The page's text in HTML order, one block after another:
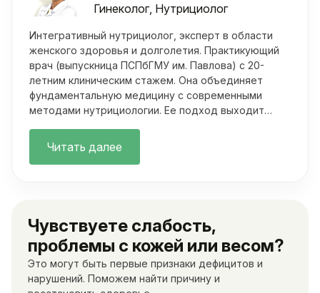
Гинеколог, Нутрициолог
Интегративный нутрициолог, эксперт в области
женского здоровья и долголетия. Практикующий
врач (выпускница ПСПбГМУ им. Павлова) с 20-
летним клиническим стажем. Она объединяет
фундаментальную медицину с современными
методами нутрициологии. Ее подход выходит
Читать далее
Чувствуете слабость,
проблемы с кожей или весом?
Это могут быть первые признаки дефицитов и
нарушений. Поможем найти причину и